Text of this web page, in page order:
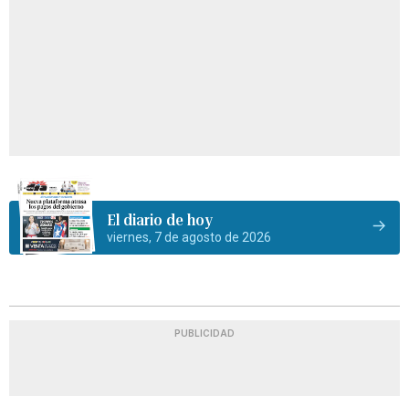
El diario de hoy
viernes, 7 de agosto de 2026
PUBLICIDAD